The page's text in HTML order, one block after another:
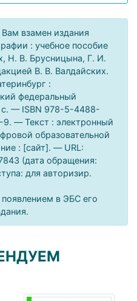
взамен издания
: учебное пособие
Н. В. Брусницына, Г. И.
В. В. Валдайских.
:
федеральный
c. — ISBN 978-5-4488-
— Текст : электронный
образовательной
: [сайт]. — URL:
(дата обращения:
для авторизир.
в ЭБС его